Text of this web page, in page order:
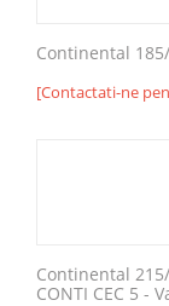
Continental 185/
[Contactati-ne
Continental 215/
CONTI CEC 5 -